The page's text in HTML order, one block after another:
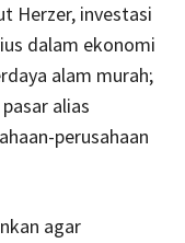
Herzer, investasi
dalam ekonomi
alam murah;
alias
perusahaan
agar